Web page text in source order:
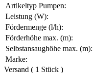
Artikeltyp Pumpen:
Leistung (W):
Fördermenge (l/h):
Förderhöhe max. (m):
Selbstansaughöhe max. (m):
Marke:
Versand ( 1 Stück )